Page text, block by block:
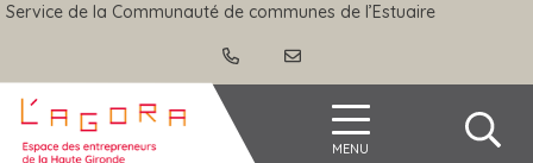
Gestion des traceurs
Aller
Service de la Communauté de communes de l’Estuaire
Agora MENU